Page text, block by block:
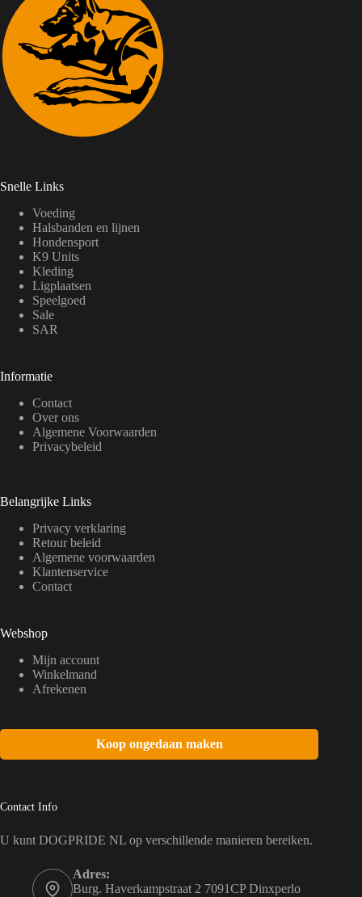
Snelle Links
Voeding
Halsbanden en lijnen
Hondensport
K9 Units
Kleding
Ligplaatsen
Speelgoed
Sale
SAR
Informatie
Contact
Over ons
Algemene Voorwaarden
Privacybeleid
Belangrijke Links
Privacy verklaring
Retour beleid
Algemene voorwaarden
Klantenservice
Contact
Webshop
Mijn account
Winkelmand
Afrekenen
Koop ongedaan maken
Contact Info
U kunt DOGPRIDE NL op verschillende manieren bereiken.
Adres:
Burg. Haverkampstraat 2 7091CP Dinxperlo